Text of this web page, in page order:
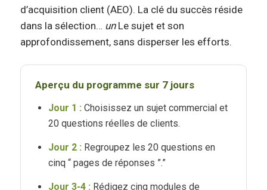
d’acquisition client (AEO). La clé du succès réside
dans la sélection… unLe sujet et son
approfondissement, sans disperser les efforts.
Aperçu du programme sur 7 jours
Jour 1 :Choisissez un sujet commercial et
20 questions réelles de clients.
Jour 2 :Regroupez les 20 questions en
cinq “ pages de réponses ”.”
Jour 3-4 :Rédigez cinq modules de